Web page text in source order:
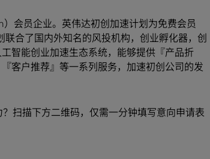
会员企业。英伟达初创加速计划为免费会员
合了国内外知名的风投机构，创业孵化器，创
智能创业加速生态系统，能够提供『产品折
客户推荐』等一系列服务，加速初创公司的发
扫描下方二维码，仅需一分钟填写意向申请表